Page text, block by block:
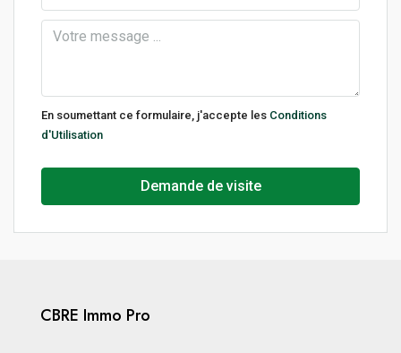
En soumettant ce formulaire, j'accepte les Conditions
d'Utilisation
Demande de visite
CBRE Immo Pro